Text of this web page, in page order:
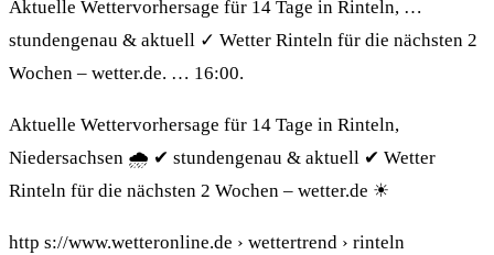
Aktuelle Wettervorhersage für 14 Tage in Rinteln, …
stundengenau & aktuell ✓ Wetter Rinteln für die nächsten 2
Wochen – wetter.de. … 16:00.
Aktuelle Wettervorhersage für 14 Tage in Rinteln,
Niedersachsen 🌧️ ✔ stundengenau & aktuell ✔ Wetter
Rinteln für die nächsten 2 Wochen – wetter.de ☀
http s://www.wetteronline.de › wettertrend › rinteln